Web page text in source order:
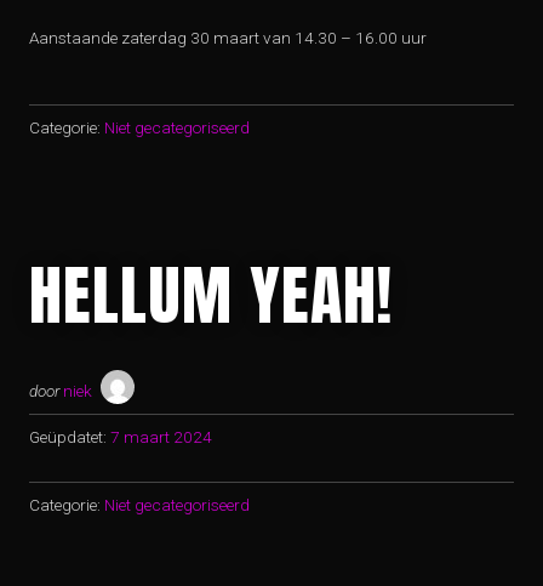
Aanstaande zaterdag 30 maart van 14.30 – 16.00 uur
Categorie: Niet gecategoriseerd
HELLUM YEAH!
door niek
Geüpdatet: 7 maart 2024
Categorie: Niet gecategoriseerd